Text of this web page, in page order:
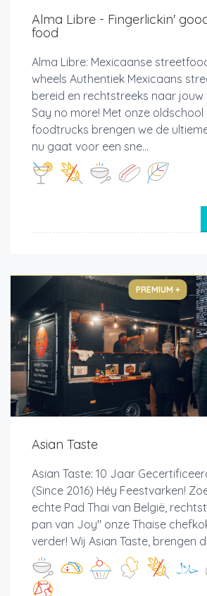
Alma Libre - Fingerlickin'
food
Alma Libre: Mexicaanse
wheels Authentiek Mexicaans
bereid en rechtstreeks naar jouw
Say no more! Met onze
foodtrucks brengen we de
nu gaat voor een sne...
PREMIUM +
Asian Taste
Asian Taste: 10 Jaar
(Since 2016) Héy Feestvarken!
echte Pad Thai van België,
pan van Joy" onze Thaise
verder! Wij Asian Taste, brengen